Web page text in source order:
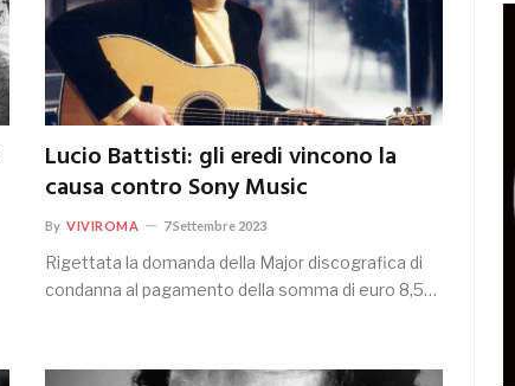
Lucio Battisti: gli eredi vincono la
causa contro Sony Music
By VIVIROMA 7 Settembre 2023
Rigettata la domanda della Major discografica di
condanna al pagamento della somma di euro 8,5…